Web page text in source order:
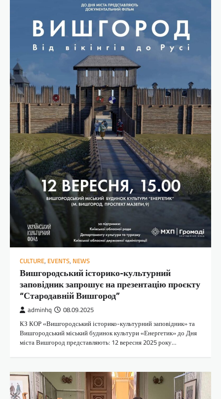
CULTURE, EVENTS, NEWS
Вишгородський історико-культурний
заповідник запрошує на презентацію проєкту
“Стародавній Вишгород”
adminhq 08.09.2025
КЗ КОР «Вишгородський історико-культурний заповідник» та
Вишгородський міський будинок культури «Енергетик» до Дня
міста Вишгород представляють: 12 вересня 2025 року…